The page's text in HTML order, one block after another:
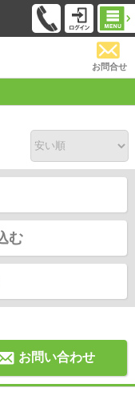
お問合せ
む
お問い合わせ